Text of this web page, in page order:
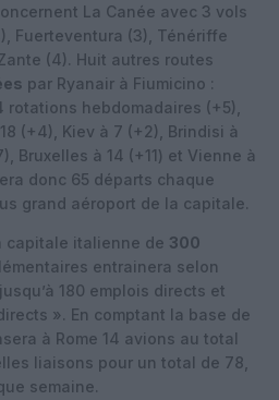
La Canée avec 3 vols
Fuerteventura (3), Ténériffe
(4). Huit autres routes
par Ryanair à Fiumicino :
rotations hebdomadaires (+5),
(+4), Kiev à 7 (+2), Brindisi à
Bruxelles à 14 (+11) et Vienne à
donc 65 départs chaque
grand aéroport de la capitale.
capitale italienne de 300
entrainera selon
180 emplois directs et
». En comptant la base de
à Rome 14 avions au total
liaisons pour un total de 78,
semaine.